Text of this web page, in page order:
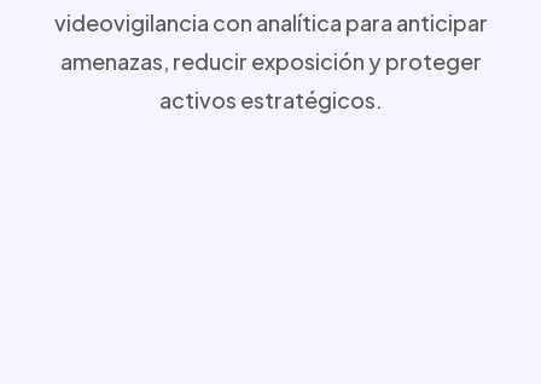
videovigilancia con analítica para anticipar
amenazas, reducir exposición y proteger
activos estratégicos.